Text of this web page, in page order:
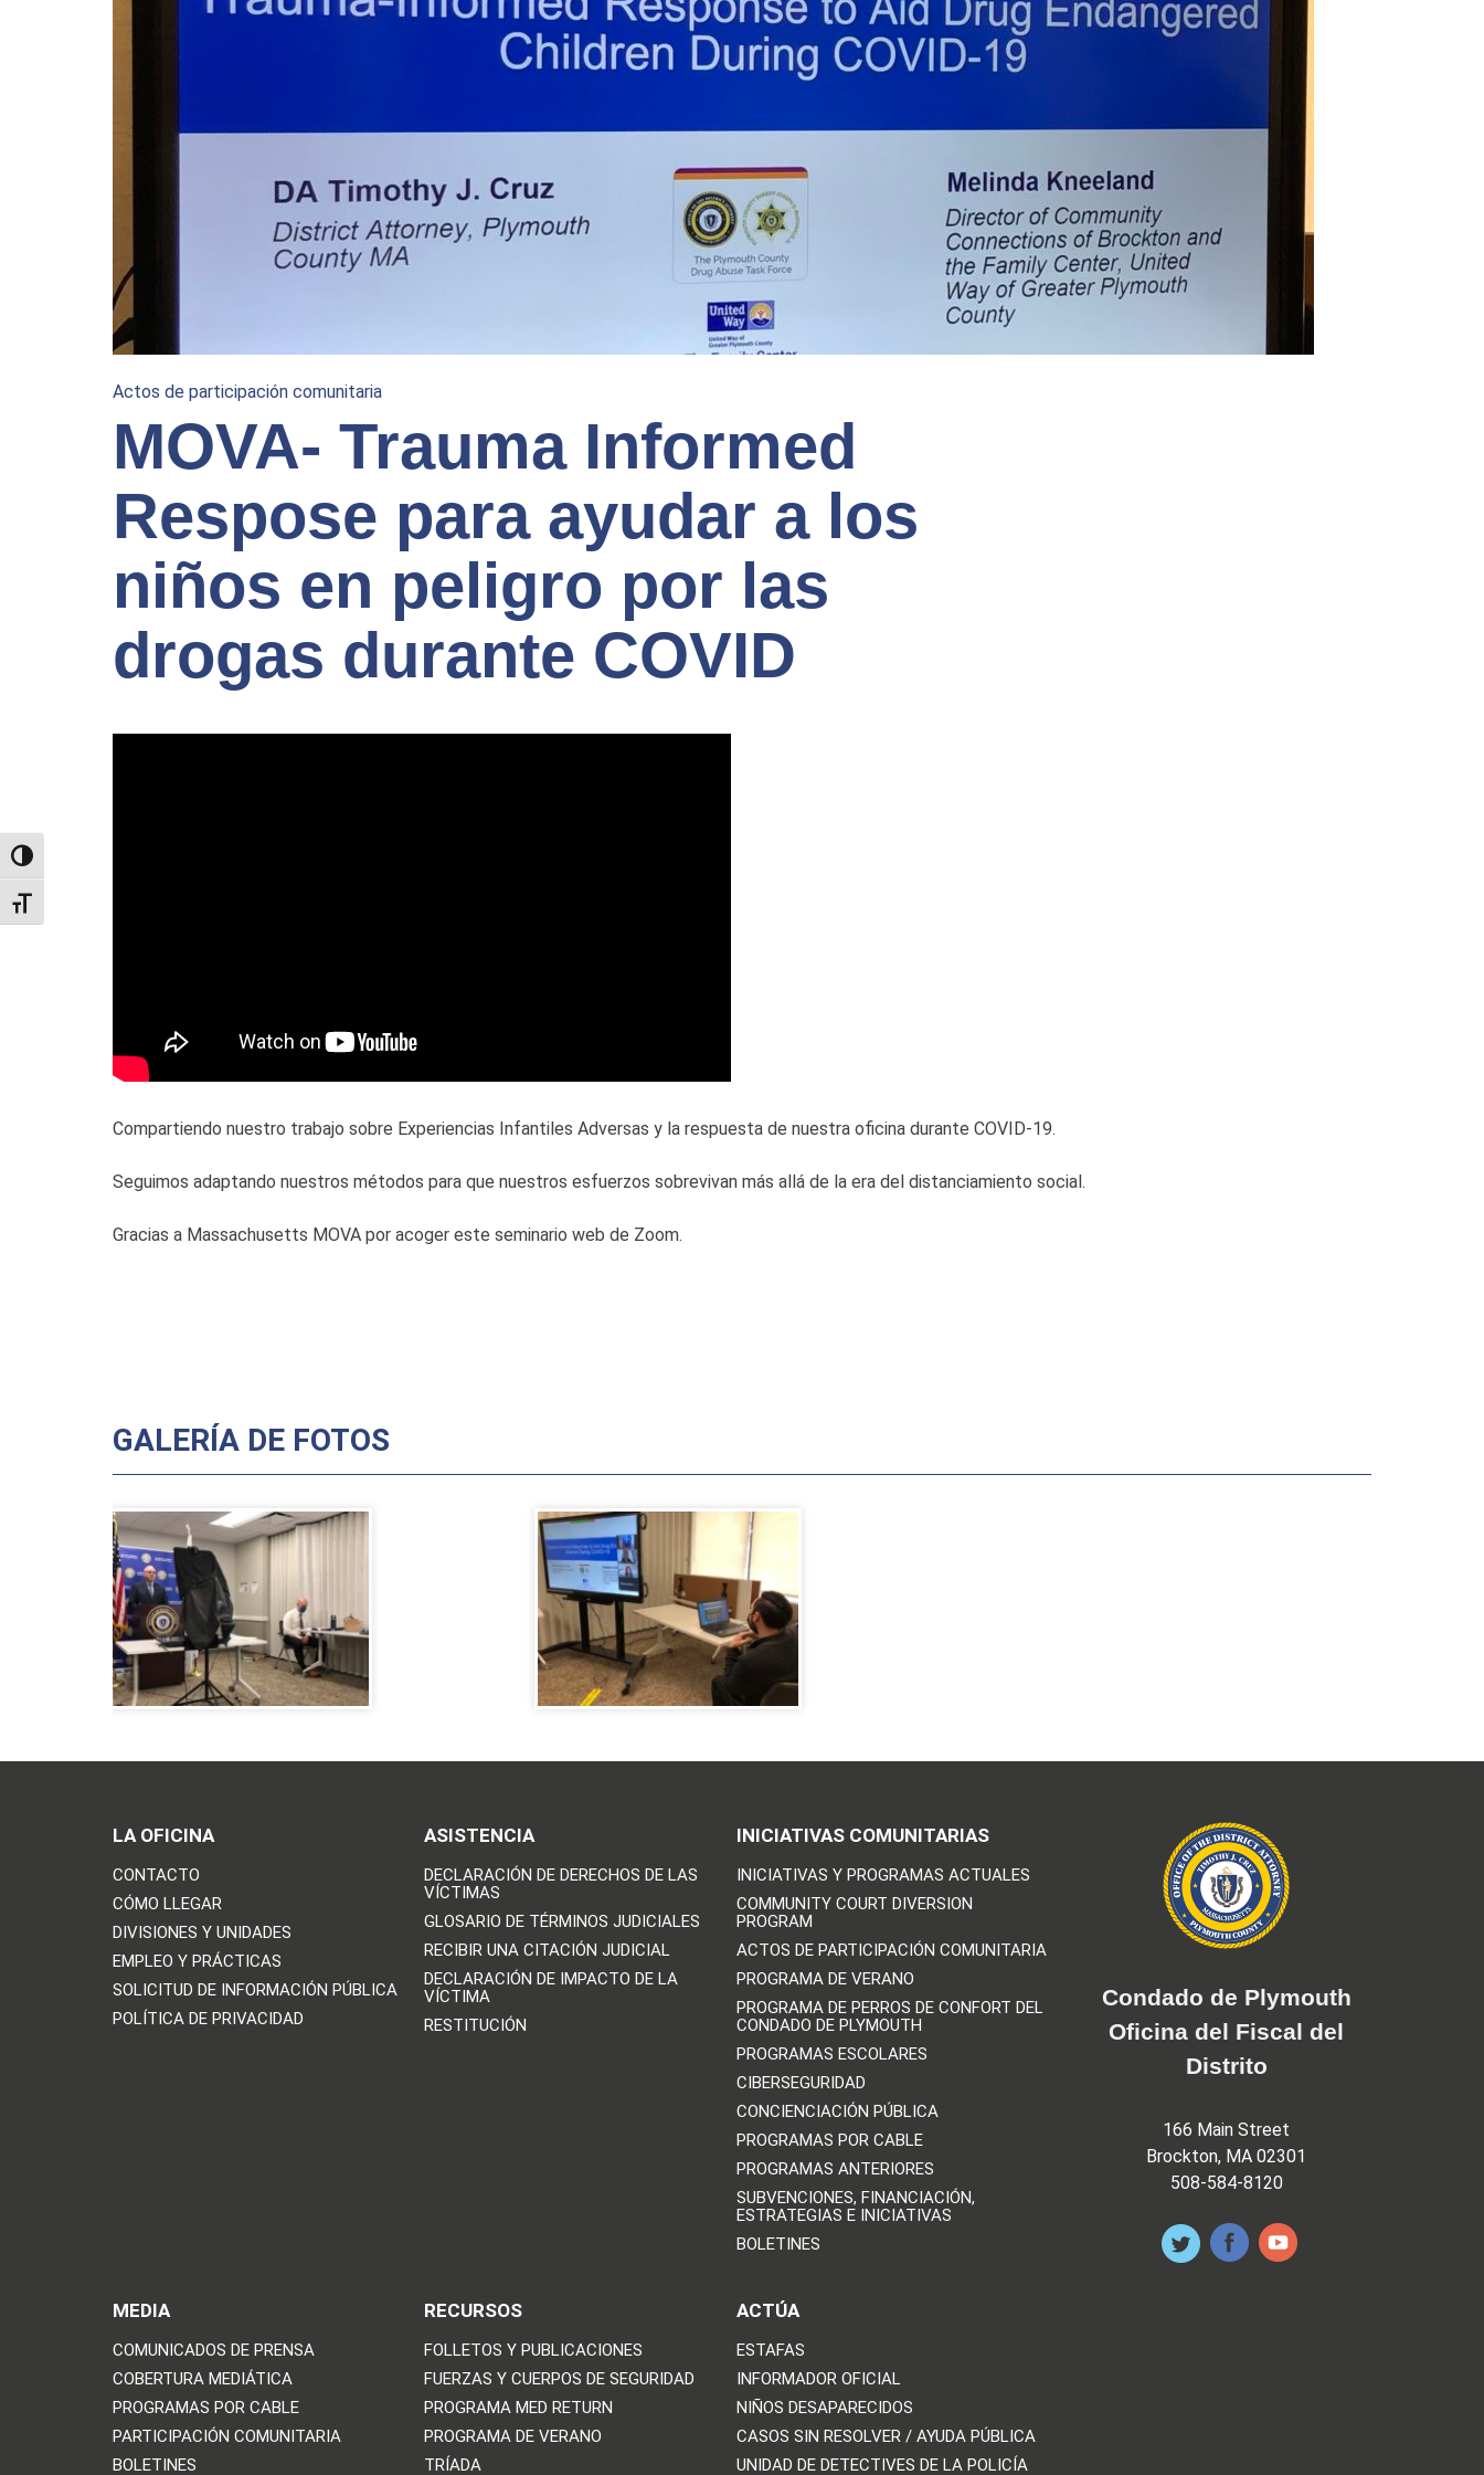
TOGGLE HIGH CONTRAST
TOGGLE FONT SIZE
Actos de participación comunitaria
MOVA- Trauma Informed
Respose para ayudar a los
niños en peligro por las
drogas durante COVID
Compartiendo nuestro trabajo sobre Experiencias Infantiles Adversas y la respuesta de nuestra oficina durante COVID-19.
Seguimos adaptando nuestros métodos para que nuestros esfuerzos sobrevivan más allá de la era del distanciamiento social.
Gracias a Massachusetts MOVA por acoger este seminario web de Zoom.
GALERÍA DE FOTOS
LA OFICINA
CONTACTO
CÓMO LLEGAR
DIVISIONES Y UNIDADES
EMPLEO Y PRÁCTICAS
SOLICITUD DE INFORMACIÓN PÚBLICA
POLÍTICA DE PRIVACIDAD
ASISTENCIA
DECLARACIÓN DE DERECHOS DE LAS
VÍCTIMAS
GLOSARIO DE TÉRMINOS JUDICIALES
RECIBIR UNA CITACIÓN JUDICIAL
DECLARACIÓN DE IMPACTO DE LA
VÍCTIMA
RESTITUCIÓN
INICIATIVAS COMUNITARIAS
INICIATIVAS Y PROGRAMAS ACTUALES
COMMUNITY COURT DIVERSION
PROGRAM
ACTOS DE PARTICIPACIÓN COMUNITARIA
PROGRAMA DE VERANO
PROGRAMA DE PERROS DE CONFORT DEL
CONDADO DE PLYMOUTH
PROGRAMAS ESCOLARES
CIBERSEGURIDAD
CONCIENCIACIÓN PÚBLICA
PROGRAMAS POR CABLE
PROGRAMAS ANTERIORES
SUBVENCIONES, FINANCIACIÓN,
ESTRATEGIAS E INICIATIVAS
BOLETINES
MEDIA
COMUNICADOS DE PRENSA
COBERTURA MEDIÁTICA
PROGRAMAS POR CABLE
PARTICIPACIÓN COMUNITARIA
BOLETINES
RECURSOS
FOLLETOS Y PUBLICACIONES
FUERZAS Y CUERPOS DE SEGURIDAD
PROGRAMA MED RETURN
PROGRAMA DE VERANO
TRÍADA
ACTÚA
ESTAFAS
INFORMADOR OFICIAL
NIÑOS DESAPARECIDOS
CASOS SIN RESOLVER / AYUDA PÚBLICA
UNIDAD DE DETECTIVES DE LA POLICÍA
Condado de Plymouth
Oficina del Fiscal del
Distrito
166 Main Street
Brockton, MA 02301
508-584-8120